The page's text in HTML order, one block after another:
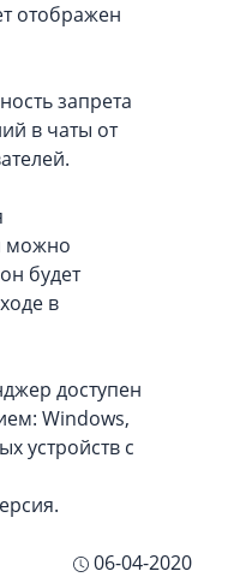
отображен
запрета
в чаты от
можно
будет
в
доступен
Windows,
устройств с
06-04-2020